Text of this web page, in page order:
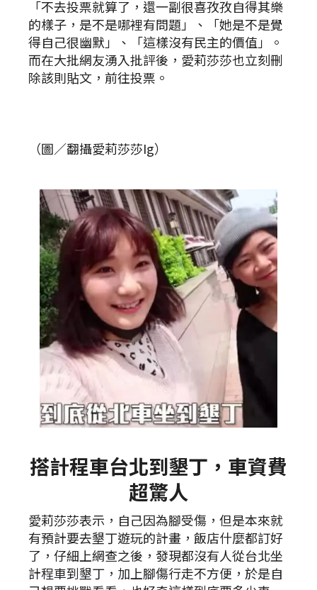
「不去投票就算了，還一副很喜孜孜自得其樂
的樣子，是不是哪裡有問題」、「她是不是覺
得自己很幽默」、「這樣沒有民主的價值」。
而在大批網友湧入批評後，愛莉莎莎也立刻刪
除該則貼文，前往投票。
（圖／翻攝愛莉莎莎Ig）
搭計程車台北到墾丁，車資費
超驚人
愛莉莎莎表示，自己因為腳受傷，但是本來就
有預計要去墾丁遊玩的計畫，飯店什麼都訂好
了，仔細上網查之後，發現都沒有人從台北坐
計程車到墾丁，加上腳傷行走不方便，於是自